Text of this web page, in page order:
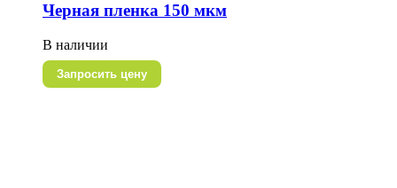
Черная пленка 150 мкм
В наличии
Запросить цену